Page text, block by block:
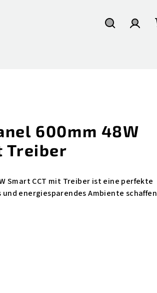
600mm 48W
Treiber
Smart CCT mit Treiber ist eine perfekte
energiesparendes Ambiente schaffen